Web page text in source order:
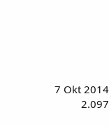
7 Okt 2014
2.097